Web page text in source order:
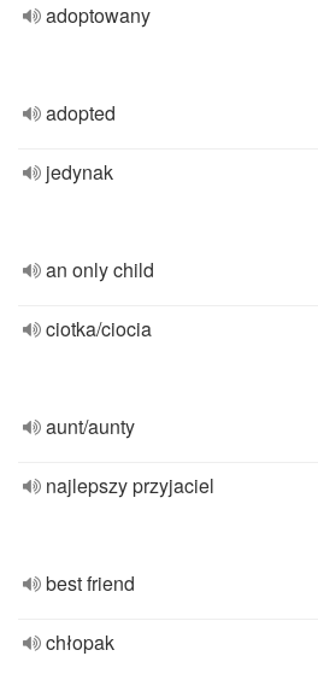
adoptowany
adopted
jedynak
an only child
ciotka/ciocia
aunt/aunty
najlepszy przyjaciel
best friend
chłopak